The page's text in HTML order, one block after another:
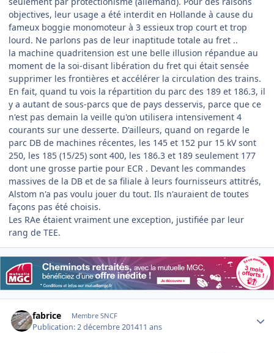
objectives, leur usage a été interdit en Hollande à cause du
fameux boggie monomoteur à 3 essieux trop court et trop
lourd. Ne parlons pas de leur inaptitude totale au fret ..
la machine quadritension est une belle illusion répandue au
moment de la soi-disant libération du fret qui était sensée
supprimer les frontières et accélérer la circulation des trains.
En fait, quand tu vois la répartition du parc des 189 et 186.3, il
y a autant de sous-parcs que de pays desservis, parce que ce
n'est pas demain la veille qu'on utilisera intensivement 4
courants sur une desserte. D'ailleurs, quand on regarde le
parc DB de machines récentes, les 145 et 152 pur 15 kV sont
250, les 185 (15/25) sont 400, les 186.3 et 189 seulement 177
dont une grosse partie pour ECR . Devant les commandes
massives de la DB et de sa filiale à leurs fournisseurs attitrés,
Alstom n'a pas voulu jouer du tout. Ils n'auraient de toutes
façons pas été choisis.
Les RAe étaient vraiment une exception, justifiée par leur
rang de TEE.
fabrice Membre SNCF
Publication:2 décembre 201411 ans